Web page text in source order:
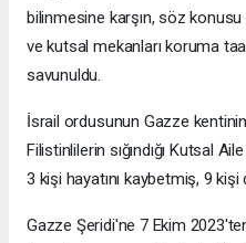
bilinmesine karşın, söz konusu
ve kutsal mekanları koruma
savunuldu.
İsrail ordusunun Gazze
Filistinlilerin sığındığı Kutsal
3 kişi hayatını kaybetmiş, 9 kişi
Gazze Şeridi'ne 7 Ekim